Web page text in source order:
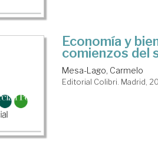
Economía y
comienzos del
Mesa-Lago, Carmelo
Editorial Colibri. Madrid,